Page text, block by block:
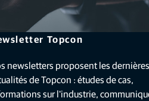
Topcon
newsletters proposent les dernières
de Topcon : études de cas,
sur l'industrie,